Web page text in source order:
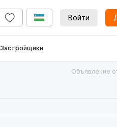
Войти
Застройщики
Объявление